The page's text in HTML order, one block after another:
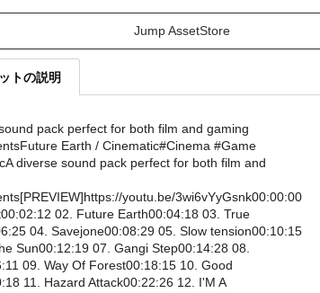
Jump AssetStore
トの説明
pack perfect for both film and gaming
Earth / Cinematic#Cinema #Game
diverse sound pack perfect for both film and
youtu.be/3wi6vYyGsnk00:00:00
02. Future Earth00:04:18 03. True
04. Savejone00:08:29 05. Slow tension00:10:15
Sun00:12:19 07. Gangi Step00:14:28 08.
09. Way Of Forest00:18:15 10. Good
11. Hazard Attack00:22:26 12. I'M A